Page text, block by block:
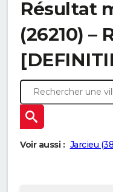
Résultat
(26210) –
Voir aussi : Jarcieu